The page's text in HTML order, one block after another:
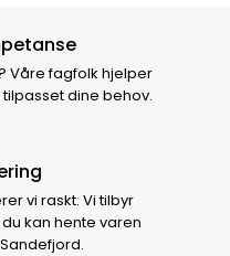
Våre fagfolk hjelper
dine behov.
vi raskt. Vi tilbyr
kan hente varen